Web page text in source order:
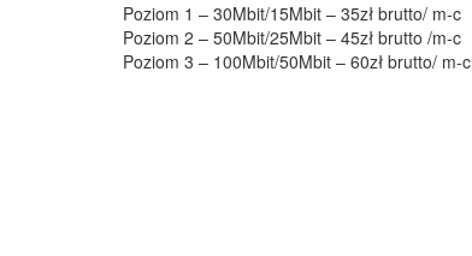
Poziom 1 – 30Mbit/15Mbit – 35zł brutto/ m-c
Poziom 2 – 50Mbit/25Mbit – 45zł brutto /m-c
Poziom 3 – 100Mbit/50Mbit – 60zł brutto/ m-c